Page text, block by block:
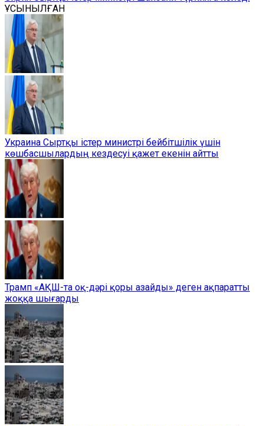
ҰСЫНЫЛҒАН
Украина Сыртқы істер министрі бейбітшілік үшін
көшбасшылардың кездесуі қажет екенін айтты
Трамп «АҚШ-та оқ-дәрі қоры азайды» деген ақпаратты
жоққа шығарды